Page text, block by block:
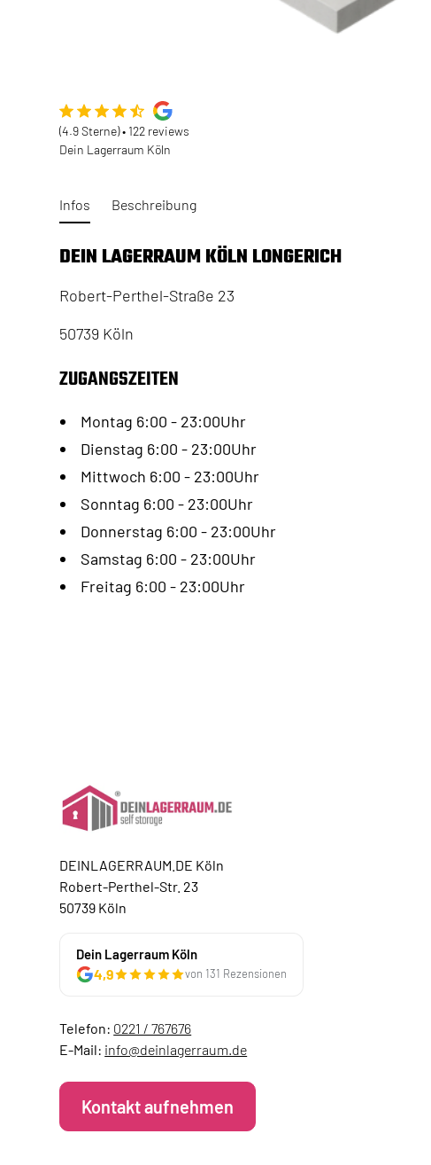
(4.9 Sterne) • 122 reviews
Dein Lagerraum Köln
Infos Beschreibung
DEIN LAGERRAUM KÖLN LONGERICH
Robert-Perthel-Straße 23
50739 Köln
ZUGANGSZEITEN
Montag 6:00 - 23:00Uhr
Dienstag 6:00 - 23:00Uhr
Mittwoch 6:00 - 23:00Uhr
Sonntag 6:00 - 23:00Uhr
Donnerstag 6:00 - 23:00Uhr
Samstag 6:00 - 23:00Uhr
Freitag 6:00 - 23:00Uhr
DEINLAGERRAUM.DE Köln
Robert-Perthel-Str. 23
50739 Köln
Dein Lagerraum Köln
4,9 von 131 Rezensionen
Telefon: 0221 / 767676
E-Mail: info@deinlagerraum.de
Kontakt aufnehmen